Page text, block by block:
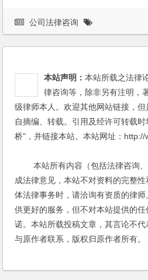
公司法律咨询
本站声明：本站所载之法律
律咨询等，除非另有注明，
级律师本人。欢迎其他网站链接，
自摘编、转载。引用及经许可转载
桥"，并链接本站。本站网址：http://
本站所有内容（包括法律咨询、
成法律意见，本站不对资料的完整
体法律事务时，请洽询有资质的律
供更好的服务，但不对本站提供的
诺。本站所载投稿文章，其言论不
与原作者联系，版权归原作者所有。